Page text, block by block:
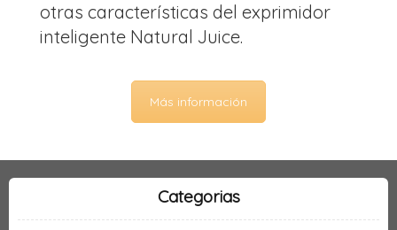
otras características del exprimidor
inteligente Natural Juice.
Más información
Categorias